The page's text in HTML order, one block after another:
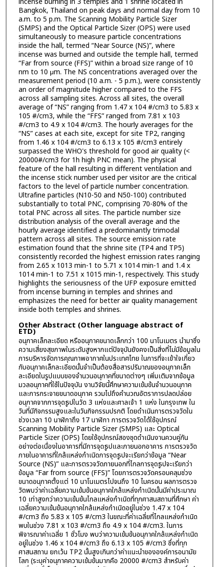
Bangkok, Thailand on peak days and normal day from 10
a.m. to 5 p.m. The Scanning Mobility Particle Sizer
(SMPS) and the Optical Particle Sizer (OPS) were used
simultaneously to measure particle concentrations
inside the hall, termed “Near Source (NS)”, where
incense was burned and outside the temple hall, termed
“Far from source (FFS)” within a broad size range of 10
nm to 10 μm. The NS concentrations averaged over the
measurement period (10 a.m. - 5 p.m.), were consistently
an order of magnitude higher compared to the FFS
across all sampling sites. Across all sites, the overall
average of “NS” ranging from 1.47 x 104 #/cm3 to 5.83 x
105 #/cm3, while the “FFS” ranged from 7.81 x 103
#/cm3 to 4.9 x 104 #/cm3. The hourly averages for the
“NS” cases at each site, except for site TP2, ranging
from 1.46 x 104 #/cm3 to 6.13 x 105 #/cm3 entirely
surpassed the WHO's threshold for good air quality (<
20000#/cm3 for 1h high PNC mean). The physical
feature of the hall resulting in different ventilation and
the incense stick number used per visitor are the critical
factors to the level of particle number concentration.
Ultrafine particles (N10-50 and N50-100) contributed
substantially to total PNC, comprising 70-80% of the
total PNC across all sites. The particle number size
distribution analysis of the overall average and the
hourly average identified a predominantly trimodal
pattern across all sites. The source emission rate
estimation found that the shrine site (TP4 and TP5)
consistently recorded the highest emission rates ranging
from 2.65 x 1013 min-1 to 5.71 x 1014 min-1 and 1.4 x
1014 min-1 to 7.51 x 1015 min-1, respectively. This study
highlights the seriousness of the UFP exposure emitted
from incense burning in temples and shrines and
emphasizes the need for better air quality management
inside both temples and shrines.
Other Abstract (Other language abstract of
ETD)
อนุภาคเล็กละเอียด หรืออนุภาคขนาดเล็กกว่า 100 นาโนเมตร นำมาซึ่ง
ความเสี่ยงสุขภาพในระดับสูงหากแต่ปัจจุบันยังคงเป็นสิ่งที่ไม่มีข้อมูลใน
การบริหารจัดการคุณภาพอากาศในประเทศไทย ในการที่จะเข้าใจเกี่ยว
กับอนุภาคเล็กละเอียดนั้นจำเป็นต้องสื่อสารปริมาณของอนุภาคเล็ก
ละเอียดในรูปแบบของจำนวนอนุภาคที่ขนาดต่างๆ เพิ่มเติมจากข้อมูล
มวลอนุภาคที่ใช้ในปัจจุบัน งานวิจัยนี้ศึกษาความเข้มข้นจำนวนอนุภาค
และการกระจายขนาดอนุภาค รวมไปถึงคำนวณอัตราการปลดปล่อย
อนุภาคจากการจุดธูปในวัด 3 แห่งและศาลเจ้า 1 แห่ง ในกรุงเทพ ใน
วันที่มีกิจกรรมสูงและในวันกิจกรรมปรกติ โดยดำเนินการตรวจวัดใน
ช่วงเวลา 10 นาฬิกาถึง 17 นาฬิกา การตรวจวัดได้ใช้อุปกรณ์
Scanning Mobility Particle Sizer (SMPS) และ Optical
Particle Sizer (OPS) โดยใช้อุปกรณ์สองชุดดำเนินงานควบคู่กัน
อย่างต่อเนื่องในอาคารที่มีการจุดธูปและภายนอกอาคาร การตรวจวัด
ภายในอาคารที่ใกล้แหล่งกำเนิดการจุดธูปจะเรียกว่าข้อมูล “Near
Source (NS)” และการตรวจวัดภายนอกที่ไกลการจุดธูปจะเรียกว่า
ข้อมูล “Far from source (FFS)” โดยการตรวจวัดครอบคลุมช่วง
ขนาดอนุภาคตั้งแต่ 10 นาโนเมตรไปจนถึง 10 ไมครอน ผลการตรวจ
วัดพบว่าค่าเฉลี่ยความเข้มข้นอนุภาคใกล้แหล่งกำเนิดนั้นมีค่าประมาณ
10 เท่าสูงกว่าความเข้มข้นไกลแหล่งกำเนิดที่ทุกศาสนสถานที่ศึกษา ค่า
เฉลี่ยความเข้มข้นอนุภาคใกล้แหล่งกำเนิดอยู่ในช่วง 1.47 x 104
#/cm3 ถึง 5.83 x 105 #/cm3 ในขณะที่ค่าเฉลี่ยที่ไกลแหล่งกำเนิด
พบในช่วง 7.81 x 103 #/cm3 ถึง 4.9 x 104 #/cm3. ในการ
พิจารณาค่าเฉลี่ย 1 ชั่วโมง พบว่าความเข้มข้นอนุภาคใกล้แหล่งกำเนิด
อยู่ในช่วง 1.46 x 104 #/cm3 ถึง 6.13 x 105 #/cm3 ซึ่งที่ทุก
ศาสนสถาน ยกเว้น TP2 นั้นสูงเกินกว่าค่าแนะนำขององค์การอนามัย
โลก (ระบุค่าอนุภาคความเข้มข้นมากคือ 20000 #/cm3 สำหรับค่า